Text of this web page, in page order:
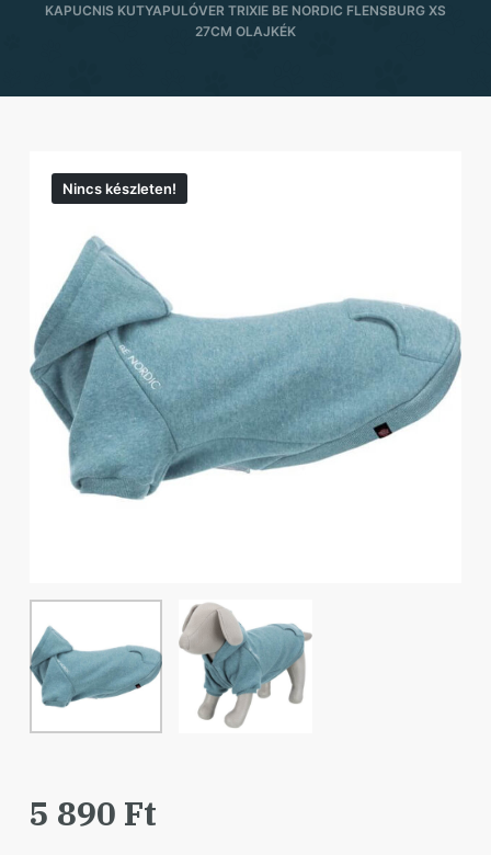
KAPUCNIS KUTYAPULÓVER TRIXIE BE NORDIC FLENSBURG XS
27CM OLAJKÉK
Nincs készleten!
5 890 Ft